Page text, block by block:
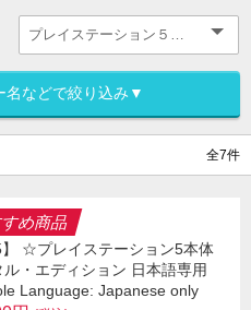
名などで絞り込み▼
全7件
め商品
】 ☆プレイステーション5本体
ル・エディション 日本語専用
Language: Japanese only